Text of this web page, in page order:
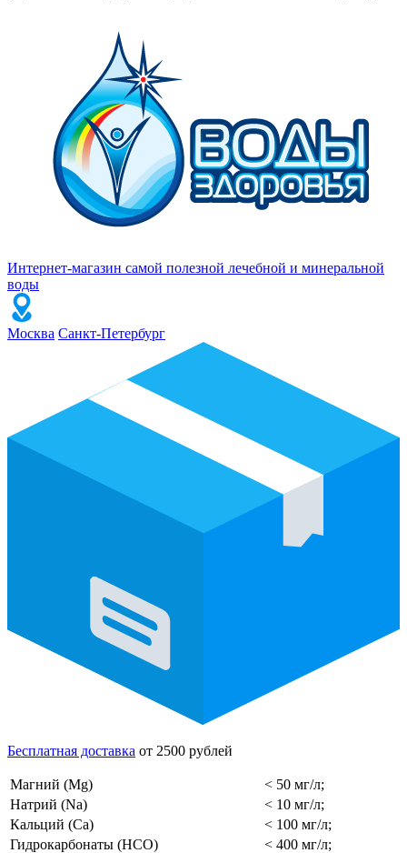
Интернет-магазин самой полезной лечебной и минеральной
воды
Москва Санкт-Петербург
Бесплатная доставка от 2500 рублей
Магний (Mg)
< 50 мг/л;
Натрий (Na)
< 10 мг/л;
Кальций (Ca)
< 100 мг/л;
Гидрокарбонаты (HCO)
< 400 мг/л;